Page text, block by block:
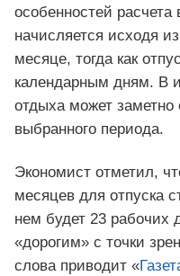
особенностей расчета
начисляется исходя
месяце, тогда как
календарным дням. В
отдыха может заметно
выбранного периода.
Экономист отметил,
месяцев для отпуска
нем будет 23 рабочих
«дорогим» с точки
слова приводит «